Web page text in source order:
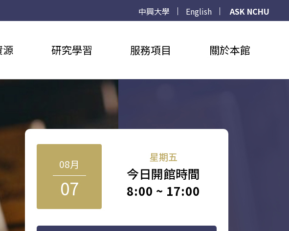
中興大學 English
ASK NCHU
源 研究學習 服務項目 關於本館
08月
07
星期五
今日開館時間
8:00 ~ 17:00